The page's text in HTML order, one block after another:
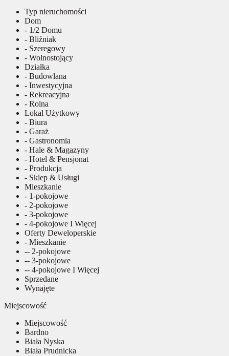
Typ nieruchomości
Dom
- 1/2 Domu
- Bliźniak
- Szeregowy
- Wolnostojący
Działka
- Budowlana
- Inwestycyjna
- Rekreacyjna
- Rolna
Lokal Użytkowy
- Biura
- Garaż
- Gastronomia
- Hale & Magazyny
- Hotel & Pensjonat
- Produkcja
- Sklep & Usługi
Mieszkanie
- 1-pokojowe
- 2-pokojowe
- 3-pokojowe
- 4-pokojowe I Więcej
Oferty Deweloperskie
- Mieszkanie
-- 2-pokojowe
-- 3-pokojowe
-- 4-pokojowe I Więcej
Sprzedane
Wynajęte
Miejscowość
Miejscowość
Bardno
Biała Nyska
Biała Prudnicka